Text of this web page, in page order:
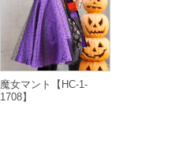
魔女マント【HC-1-
1708】